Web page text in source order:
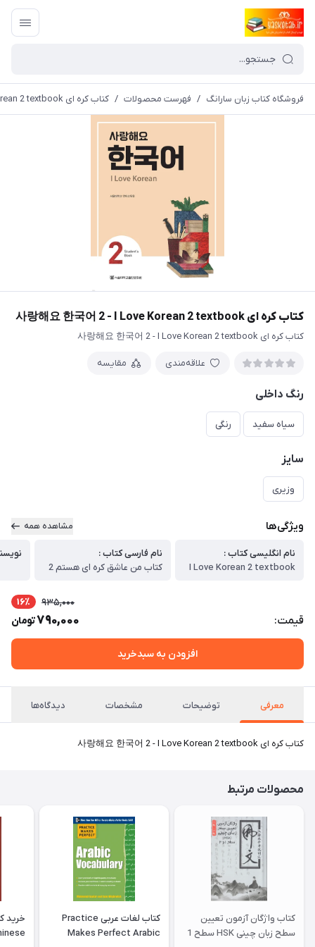
فروشگاه کتاب زبان سارانگ / فهرست محصولات / کتاب کره ای 사랑해요 한국어 2 - I Love Korean 2 textbook
کتاب کره ای 사랑해요 한국어 2 - I Love Korean 2 textbook
کتاب کره ای 사랑해요 한국어 2 - I Love Korean 2 textbook
علاقه‌مندی مقایسه
رنگ داخلی
سیاه سفید رنگی
سایز
وزیری
ویژگی‌ها مشاهده همه
نام انگلیسی کتاب :
I Love Korean 2 textbook
نام فارسی کتاب :
کتاب من عاشق کره ای هستم 2
قیمت:
935,000 16٪
790,000تومان
افزودن به سبدخرید
معرفی توضیحات مشخصات دیدگاه‌ها
کتاب کره ای 사랑해요 한국어 2 - I Love Korean 2 textbook
محصولات مرتبط
کتاب واژگان آزمون تعیین
سطح زبان چینی HSK سطح 1
کتاب لغات عربی Practice
Makes Perfect Arabic